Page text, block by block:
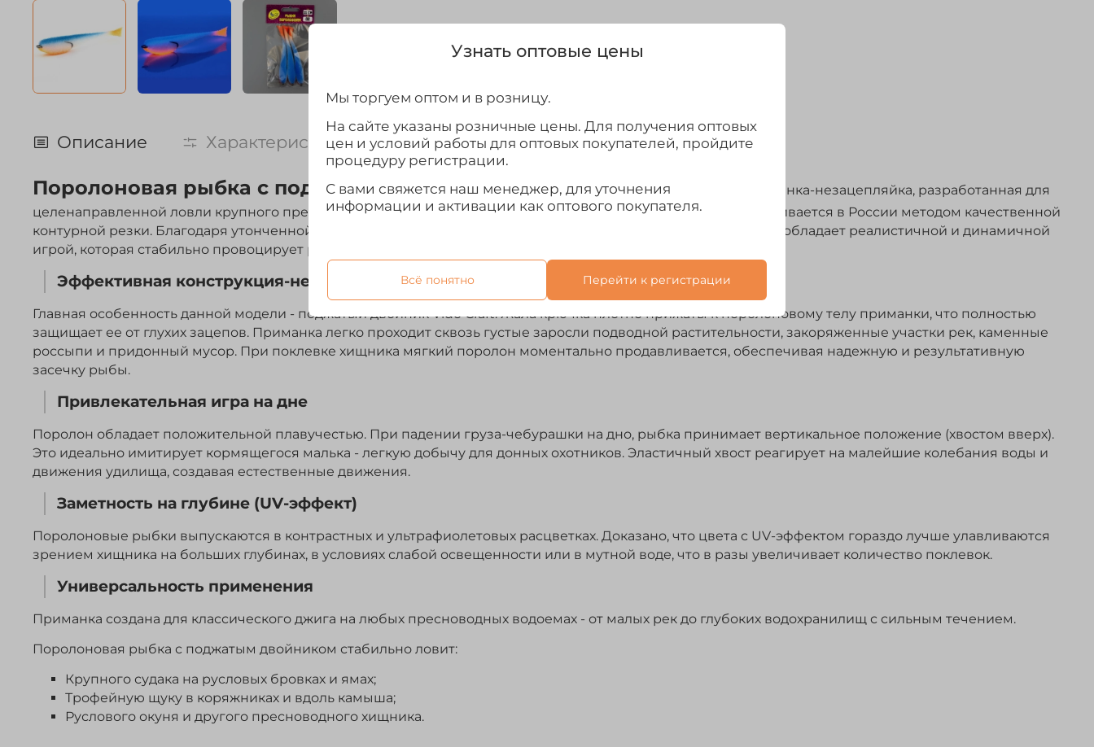
Описание Характеристики Отзывы
Поролоновая рыбка с поджатым двойником- высокоэффективная джиговая приманка-незацепляйка, разработанная для
целенаправленной ловли крупного пресноводного хищника в самых сложных условиях. Приманка изготавливается в России методом качественной
контурной резки. Благодаря утонченной форме и тщательно подобранной плотности материала, поролонка обладает реалистичной и динамичной
игрой, которая стабильно провоцирует рыбу на атаку даже в периоды слабого клева.
Эффективная конструкция-незацепляйка
Главная особенность данной модели - поджатый двойник Vido Craft. Жала крючка плотно прижаты к поролоновому телу приманки, что полностью
защищает ее от глухих зацепов. Приманка легко проходит сквозь густые заросли подводной растительности, закоряженные участки рек, каменные
россыпи и придонный мусор. При поклевке хищника мягкий поролон моментально продавливается, обеспечивая надежную и результативную
засечку рыбы.
Привлекательная игра на дне
Поролон обладает положительной плавучестью. При падении груза-чебурашки на дно, рыбка принимает вертикальное положение (хвостом вверх).
Это идеально имитирует кормящегося малька - легкую добычу для донных охотников. Эластичный хвост реагирует на малейшие колебания воды и
движения удилища, создавая естественные движения.
Заметность на глубине (UV-эффект)
Поролоновые рыбки выпускаются в контрастных и ультрафиолетовых расцветках. Доказано, что цвета с UV-эффектом гораздо лучше улавливаются
зрением хищника на больших глубинах, в условиях слабой освещенности или в мутной воде, что в разы увеличивает количество поклевок.
Универсальность применения
Приманка создана для классического джига на любых пресноводных водоемах - от малых рек до глубоких водохранилищ с сильным течением.
Поролоновая рыбка с поджатым двойником стабильно ловит:
Крупного судака на русловых бровках и ямах;
Трофейную щуку в коряжниках и вдоль камыша;
Руслового окуня и другого пресноводного хищника.
Узнать оптовые цены
Мы торгуем оптом и в розницу.
На сайте указаны розничные цены. Для получения оптовых
цен и условий работы для оптовых покупателей, пройдите
процедуру регистрации.
С вами свяжется наш менеджер, для уточнения
информации и активации как оптового покупателя.
Всё понятно Перейти к регистрации